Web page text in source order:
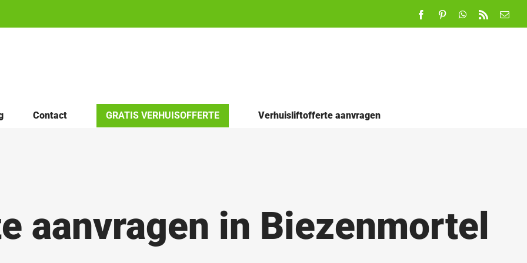
FacebookPinterestWhatsApp
Rss
E-
Contact GRATIS VERHUISOFFERTE Verhuisliftofferte aanvragen
aanvragen in Biezenmortel